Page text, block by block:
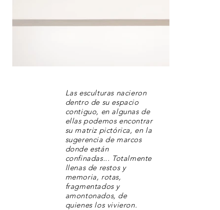
Las esculturas nacieron
dentro de su espacio
contiguo, en algunas de
ellas podemos encontrar
su matriz pictórica, en la
sugerencia de marcos
donde están
confinadas... Totalmente
llenas de restos y
memoria, rotas,
fragmentados y
amontonados, de
quienes los vivieron.